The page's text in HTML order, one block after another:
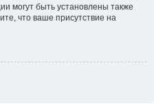
могут быть установлены также
что ваше присутствие на